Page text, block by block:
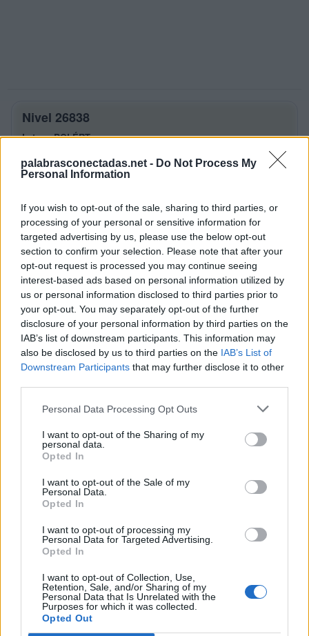
palabrasconectadas.net - Do Not Process My
Personal Information
If you wish to opt-out of the sale, sharing to third parties, or
processing of your personal or sensitive information for
targeted advertising by us, please use the below opt-out
section to confirm your selection. Please note that after your
opt-out request is processed you may continue seeing
interest-based ads based on personal information utilized by
us or personal information disclosed to third parties prior to
your opt-out. You may separately opt-out of the further
disclosure of your personal information by third parties on the
IAB’s list of downstream participants. This information may
also be disclosed by us to third parties on the IAB’s List of
Downstream Participants that may further disclose it to other
Personal Data Processing Opt Outs
I want to opt-out of the Sharing of my
personal data.
Opted In
I want to opt-out of the Sale of my
Personal Data.
Opted In
I want to opt-out of processing my
Personal Data for Targeted Advertising.
Opted In
I want to opt-out of Collection, Use,
Retention, Sale, and/or Sharing of my
Personal Data that Is Unrelated with the
Purposes for which it was collected.
Opted Out
Nivel 26838
Letras: BOLÉRT
Palabras Conectadas Nivel 26838
La respuesta a este rompecabezas es:
B
O
L
O
L
É
R
O
B
R
O
L
T
R É B O L
BUSCAR MÁS
RESPUESTAS
Por favor seleccione los niveles:
Palabras Conectadas Respuesta de nivel 26834
Palabras Conectadas Respuesta de nivel 26835
Palabras Conectadas Respuesta de nivel 26836
Palabras Conectadas Respuesta de nivel 26837
Palabras Conectadas Respuesta de nivel 26839
Palabras Conectadas Respuesta de nivel 26840
Palabras Conectadas Respuesta de nivel 26841